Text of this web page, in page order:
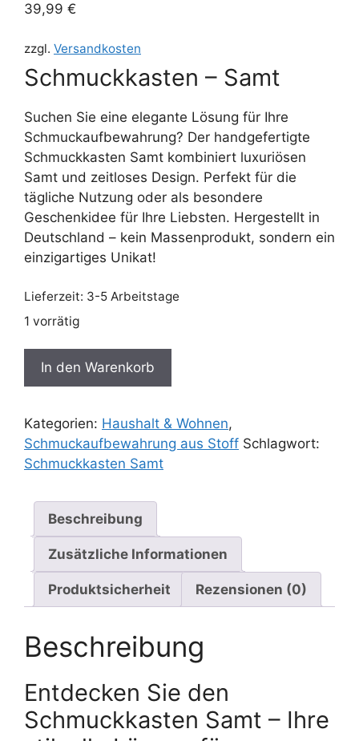
39,99 €
zzgl. Versandkosten
Schmuckkasten – Samt
Suchen Sie eine elegante Lösung für Ihre
Schmuckaufbewahrung? Der handgefertigte
Schmuckkasten Samt kombiniert luxuriösen
Samt und zeitloses Design. Perfekt für die
tägliche Nutzung oder als besondere
Geschenkidee für Ihre Liebsten. Hergestellt in
Deutschland – kein Massenprodukt, sondern ein
einzigartiges Unikat!
Lieferzeit: 3-5 Arbeitstage
1 vorrätig
Schmuckkasten
In den Warenkorb
Kategorien: Haushalt & Wohnen,
Schmuckaufbewahrung aus Stoff Schlagwort:
Schmuckkasten Samt
Beschreibung
Zusätzliche Informationen
Produktsicherheit Rezensionen (0)
Beschreibung
Entdecken Sie den
Schmuckkasten Samt – Ihre